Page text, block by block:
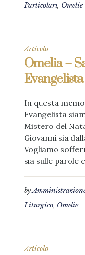
Particolari, Omelie
Articolo
Omelia –
Evangelista
In questa
Evangelista
Mistero del
Giovanni sia
Vogliamo
sia sulle parole
by
Liturgico, Omelie
Articolo